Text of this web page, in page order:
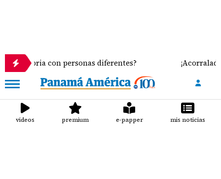
con personas diferentes? ¡Acorralados!
videos premium e-papper mis noticias